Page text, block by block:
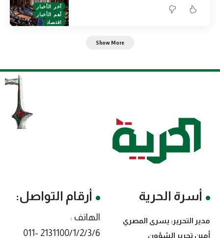
آخر الأخبار
أهم الأخبار
اقتصاد
Show More
أسرة الحرية
مدير التحرير: يسرى المصري
أمين تحرير الشؤون
أرقام التواصل:
الهاتف :
2131100/1/2/3/6 -011